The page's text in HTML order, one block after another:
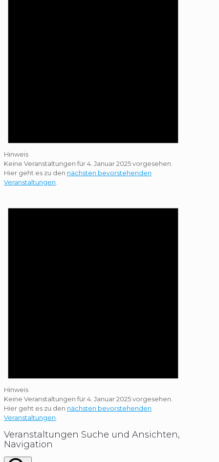
Hinweis
Keine Veranstaltungen für 4. Januar 2025 vorgesehen.
Hier geht es zu den nächsten bevorstehenden
Veranstaltungen
Hinweis
Keine Veranstaltungen für 4. Januar 2025 vorgesehen.
Hier geht es zu den nächsten bevorstehenden
Veranstaltungen
Veranstaltungen Suche und Ansichten,
Navigation